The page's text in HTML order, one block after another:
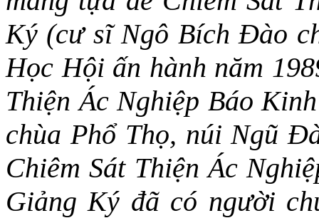
Ký (cư sĩ Ngô Bích Đào
Học Hội ấn hành năm
Thiện Ác Nghiệp Báo
chùa Phổ Thọ, núi Ngũ
Chiêm Sát Thiện Ác
Giảng Ký đã có người